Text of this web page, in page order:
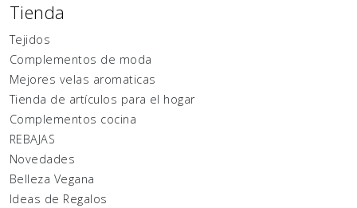
Tienda
Tejidos
Complementos de moda
Mejores velas aromaticas
Tienda de artículos para el hogar
Complementos cocina
REBAJAS
Novedades
Belleza Vegana
Ideas de Regalos